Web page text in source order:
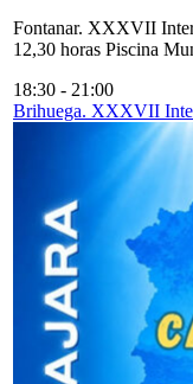
Fontanar. XXXVII
12,30 horas Piscina
18:30 - 21:00
Brihuega. XXXVII